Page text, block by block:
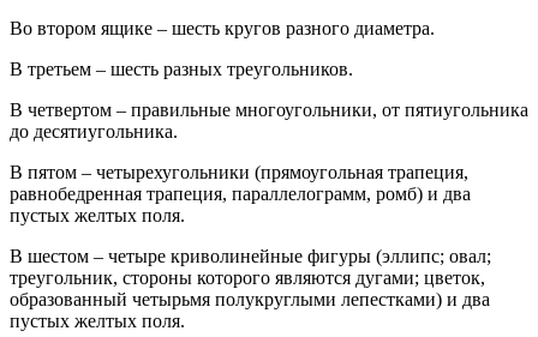
Во втором ящике – шесть кругов разного диаметра.
В третьем – шесть разных треугольников.
В четвертом – правильные многоугольники, от пятиугольника
до десятиугольника.
В пятом – четырехугольники (прямоугольная трапеция,
равнобедренная трапеция, параллелограмм, ромб) и два
пустых желтых поля.
В шестом – четыре криволинейные фигуры (эллипс; овал;
треугольник, стороны которого являются дугами; цветок,
образованный четырьмя полукруглыми лепестками) и два
пустых желтых поля.